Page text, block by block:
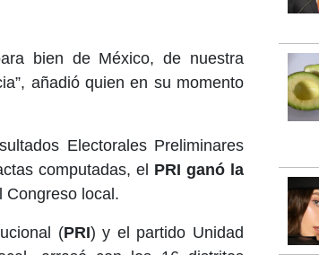
bien de México, de nuestra
añadió quien en su momento
Electorales Preliminares
computadas, el PRI ganó la
Congreso local.
(PRI) y el partido Unidad